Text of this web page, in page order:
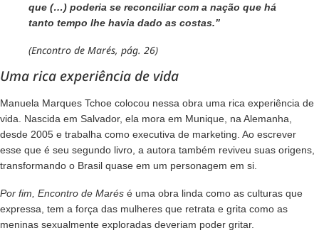
que (…) poderia se reconciliar com a nação que há
tanto tempo lhe havia dado as costas.”
(Encontro de Marés, pág. 26)
Uma rica experiência de vida
Manuela Marques Tchoe colocou nessa obra uma rica experiência de
vida. Nascida em Salvador, ela mora em Munique, na Alemanha,
desde 2005 e trabalha como executiva de marketing. Ao escrever
esse que é seu segundo livro, a autora também reviveu suas origens,
transformando o Brasil quase em um personagem em si.
Por fim, Encontro de Marés é uma obra linda como as culturas que
expressa, tem a força das mulheres que retrata e grita como as
meninas sexualmente exploradas deveriam poder gritar.